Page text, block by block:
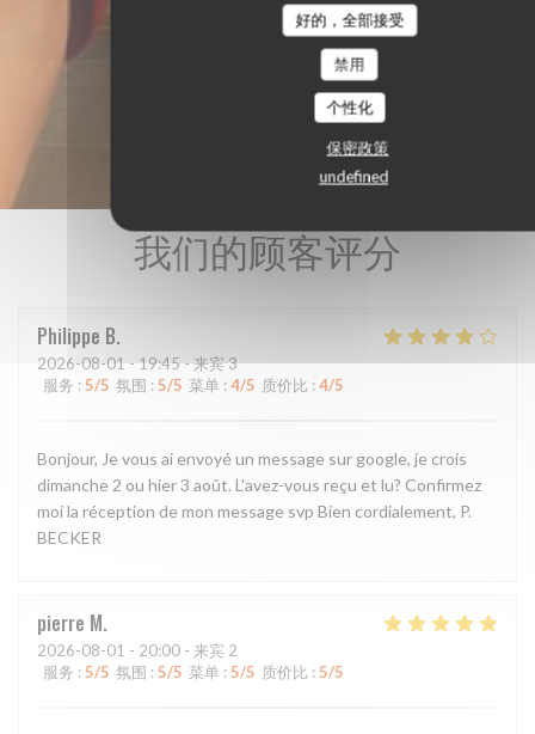
好的，全部接受
禁用
个性化
保密政策
undefined
我们的顾客评分
Philippe B
2026-08-01 - 19:45 - 来宾 3
服务 :5/5 氛围 : 5/5 菜单 :4/5 质价比 : 4/5
Bonjour, Je vous ai envoyé un message sur google, je crois
dimanche 2 ou hier 3 août. L'avez-vous reçu et lu? Confirmez
moi la réception de mon message svp Bien cordialement, P.
BECKER
pierre M
2026-08-01 - 20:00 - 来宾 2
服务 : 5/5 氛围 : 5/5 菜单 : 5/5 质价比 : 5/5